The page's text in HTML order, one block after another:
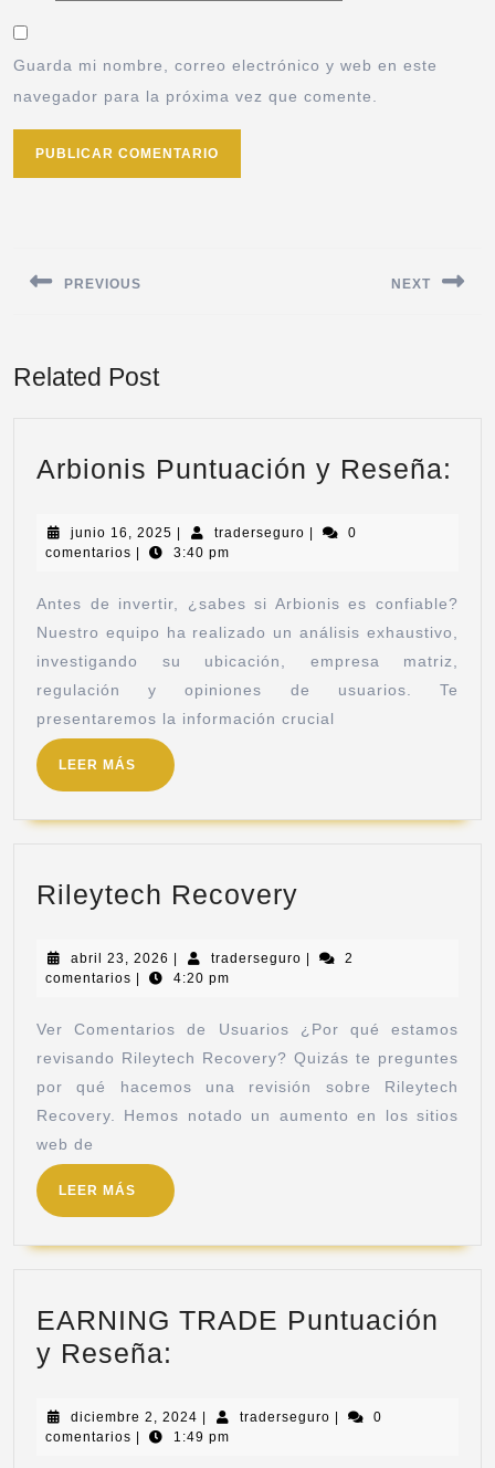
Guarda mi nombre, correo electrónico y web en este
navegador para la próxima vez que comente.
PREVIOUS NEXT
Related Post
Arbionis Puntuación y Reseña:
junio 16, 2025 traderseguro
0
comentarios
3:40 pm
Antes de invertir, ¿sabes si Arbionis es confiable?
Nuestro equipo ha realizado un análisis exhaustivo,
investigando su ubicación, empresa matriz,
regulación y opiniones de usuarios. Te
presentaremos la información crucial
LEER MÁS
Rileytech Recovery
abril 23, 2026 traderseguro
2
comentarios
4:20 pm
Ver Comentarios de Usuarios ¿Por qué estamos
revisando Rileytech Recovery? Quizás te preguntes
por qué hacemos una revisión sobre Rileytech
Recovery. Hemos notado un aumento en los sitios
web de
LEER MÁS
EARNING TRADE Puntuación
y Reseña:
diciembre 2, 2024 traderseguro
0
comentarios
1:49 pm